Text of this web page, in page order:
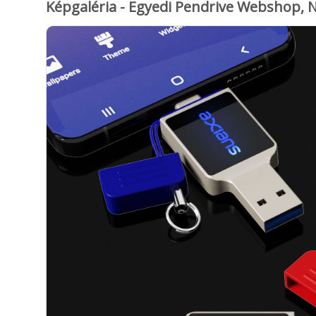
Képgaléria - Egyedi Pendrive Webshop,